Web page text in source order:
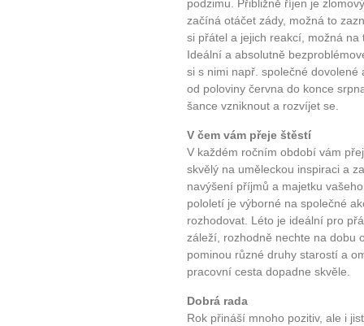
podzimu. Přibližně říjen je
začíná otáčet zády, možná to
si přátel a jejich reakcí, možná
Ideální a absolutně
si s nimi např. společné
od poloviny června do konce
šance vzniknout a rozvíjet se.
V čem vám přeje štěstí
V každém ročním období vám
skvělý na uměleckou inspiraci a
navýšení příjmů a majetku
pololetí je výborné na společné
rozhodovat. Léto je ideální pro
záleží, rozhodně nechte na dobu
pominou různé druhy starostí a
pracovní cesta dopadne skvěle.
Dobrá rada
Rok přináší mnoho pozitiv, ale i